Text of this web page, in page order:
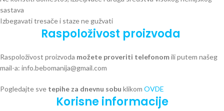
sastava
Izbegavati tresače i staze ne gužvati
Raspoloživost proizvoda
Raspoloživost proizvoda možete proveriti telefonomili putem našeg
mail-a: info.bebomanija@gmail.com
Pogledajte sve tepihe za dnevnu sobu klikom OVDE
Korisne informacije